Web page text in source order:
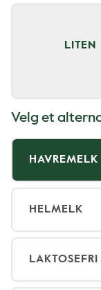
LITEN
Velg et
HAVREMELK
HELMELK